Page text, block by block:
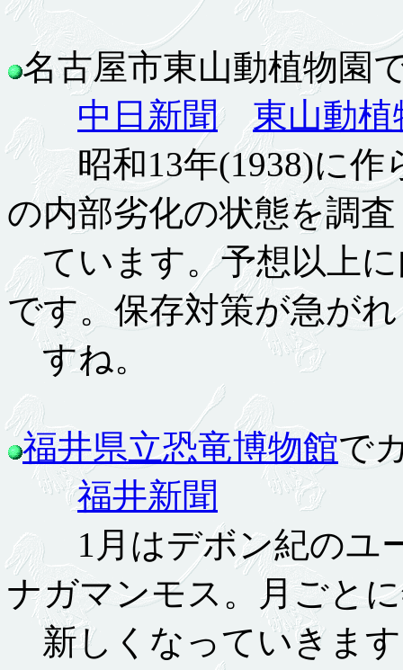
名古屋市東山動植物園
中日新聞
東山動植
昭和13年(1938)に作
の内部劣化の状態を調
ています。予想以上に
です。保存対策が急が
すね。
福井県立恐竜博物館で
福井新聞
1月はデボン紀のユー
ナガマンモス。月ごと
新しくなっていきま